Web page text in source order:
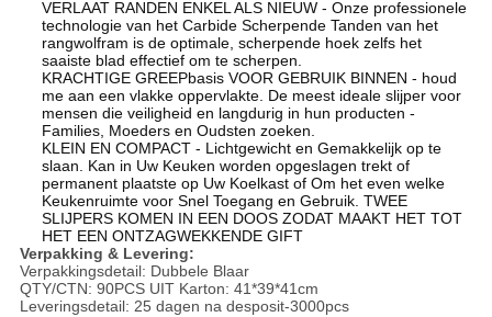
VERLAAT RANDEN ENKEL ALS NIEUW - Onze professionele
technologie van het Carbide Scherpende Tanden van het
rangwolfram is de optimale, scherpende hoek zelfs het
saaiste blad effectief om te scherpen.
KRACHTIGE GREEPbasis VOOR GEBRUIK BINNEN - houd
me aan een vlakke oppervlakte. De meest ideale slijper voor
mensen die veiligheid en langdurig in hun producten -
Families, Moeders en Oudsten zoeken.
KLEIN EN COMPACT - Lichtgewicht en Gemakkelijk op te
slaan. Kan in Uw Keuken worden opgeslagen trekt of
permanent plaatste op Uw Koelkast of Om het even welke
Keukenruimte voor Snel Toegang en Gebruik. TWEE
SLIJPERS KOMEN IN EEN DOOS ZODAT MAAKT HET TOT
HET EEN ONTZAGWEKKENDE GIFT
Verpakking & Levering:
Verpakkingsdetail: Dubbele Blaar
QTY/CTN: 90PCS UIT Karton: 41*39*41cm
Leveringsdetail: 25 dagen na desposit-3000pcs